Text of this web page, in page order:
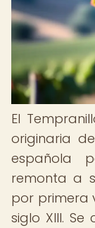
El
originaria
española
remonta a
por primera
siglo XIII.